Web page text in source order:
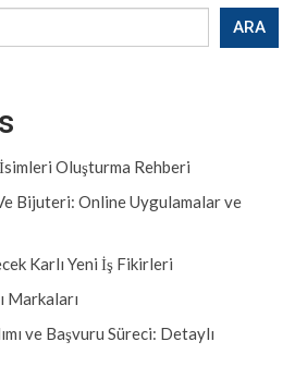
ARA
Oluşturma Rehberi
Bijuteri: Online Uygulamalar ve
Karlı Yeni İş Fikirleri
Markaları
ve Başvuru Süreci: Detaylı